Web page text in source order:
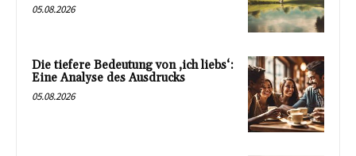
05.08.2026
Die tiefere Bedeutung von ‚ich liebs‘:
Eine Analyse des Ausdrucks
05.08.2026